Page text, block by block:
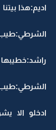
اديم:هذا بيتنا
راشد:خطيبها
ادخلو الا